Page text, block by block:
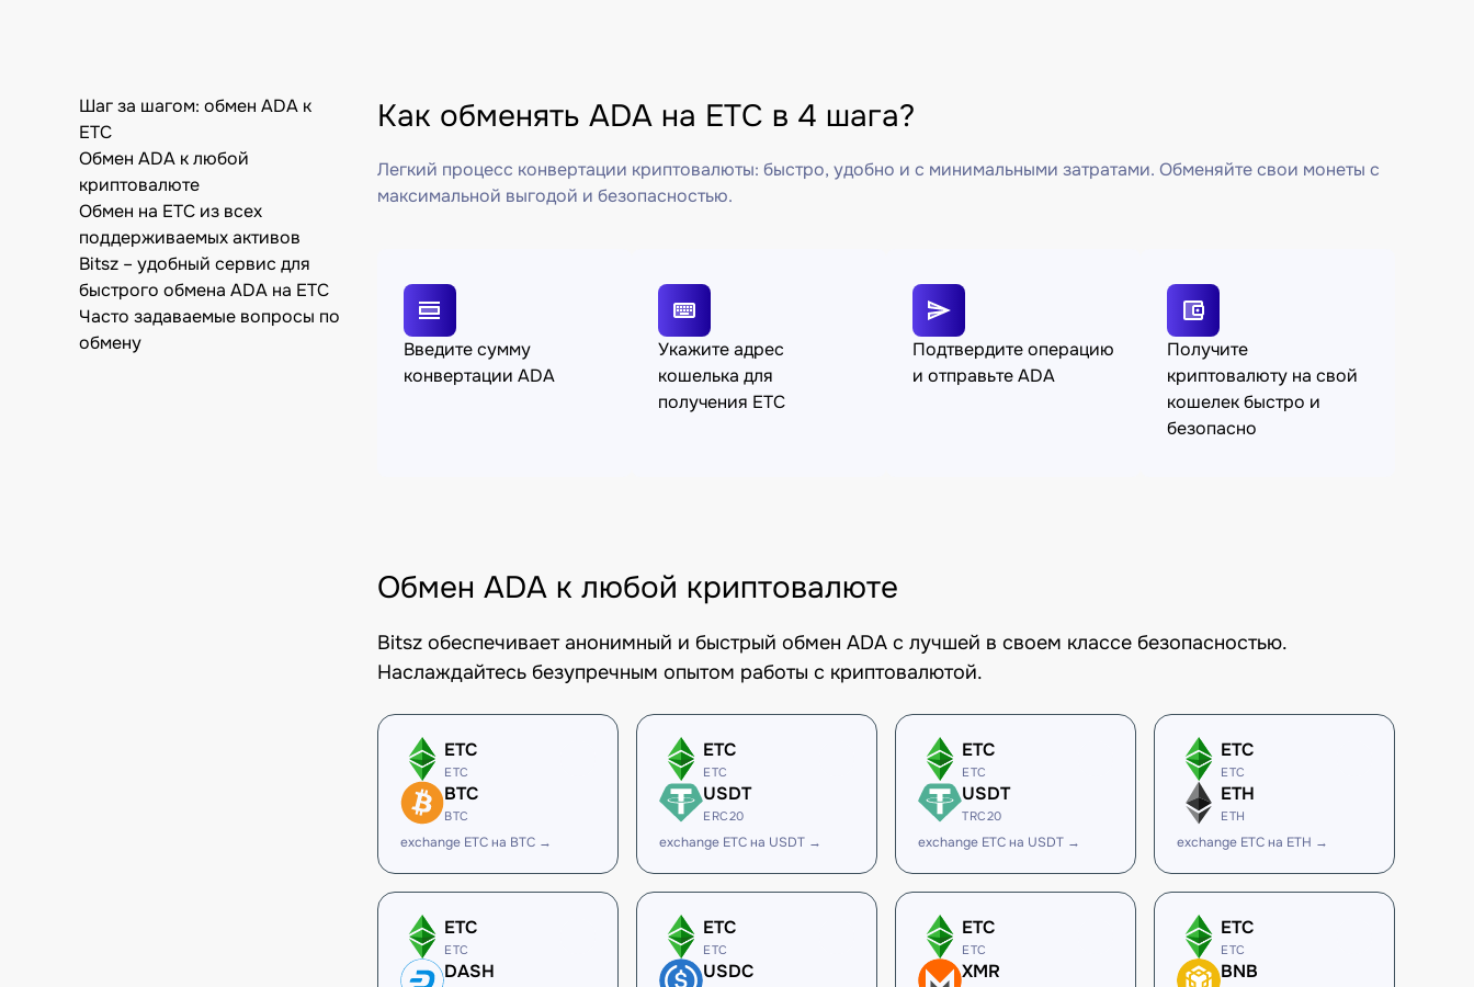
Шаг за шагом: обмен ADA к
ETC
Обмен ADA к любой
криптовалюте
Обмен на ETC из всех
поддерживаемых активов
Bitsz – удобный сервис для
быстрого обмена ADA на ETC
Часто задаваемые вопросы по
обмену
Как обменять ADA на ETC в 4 шага?
Легкий процесс конвертации криптовалюты: быстро, удобно и с минимальными затратами. Обменяйте свои монеты с
максимальной выгодой и безопасностью.
Введите сумму
конвертации ADA
Укажите адрес
кошелька для
получения ETC
Подтвердите операцию
и отправьте ADA
Получите
криптовалюту на свой
кошелек быстро и
безопасно
Обмен ADA к любой криптовалюте
Bitsz обеспечивает анонимный и быстрый обмен ADA с лучшей в своем классе безопасностью.
Наслаждайтесь безупречным опытом работы с криптовалютой.
ETC
ETC
BTC
BTC
exchange ETC на BTC →
ETC
ETC
USDT
ERC20
exchange ETC на USDT →
ETC
ETC
USDT
TRC20
exchange ETC на USDT →
ETC
ETC
ETH
ETH
exchange ETC на ETH →
ETC
ETC
DASH
ETC
ETC
USDC
ETC
ETC
XMR
ETC
ETC
BNB